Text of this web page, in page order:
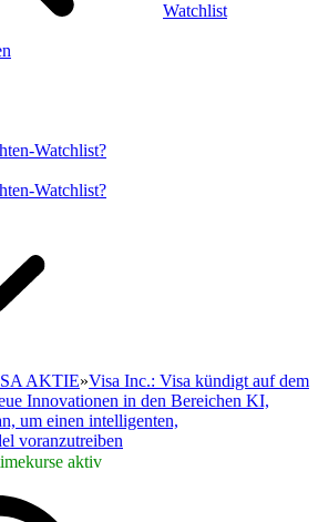
Watchlist
Watchlist?
Watchlist?
AKTIE»Visa Inc.: Visa kündigt auf dem
Innovationen in den Bereichen KI,
um einen intelligenten,
voranzutreiben
aktiv